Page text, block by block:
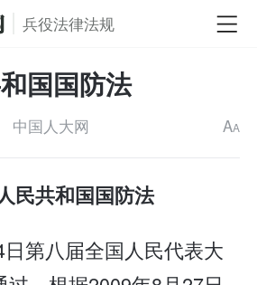
兵役法律法规
国国防法
中国人大网 AA
民共和国国防法
日第八届全国人民代表大